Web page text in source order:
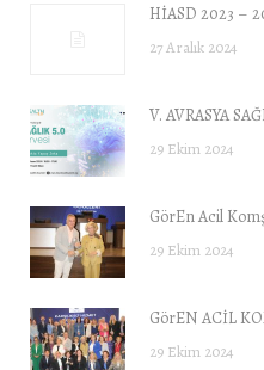
HİASD 2023 –
27 Aralık 2024
V. AVRASYA
29 Ekim 2024
GörEn Acil
29 Ekim 2024
GörEN ACİL
29 Ekim 2024